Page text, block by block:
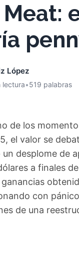
Meat:
López
lectura•519 palabras
de los
el valor se
desplome de
a finales
con
de una